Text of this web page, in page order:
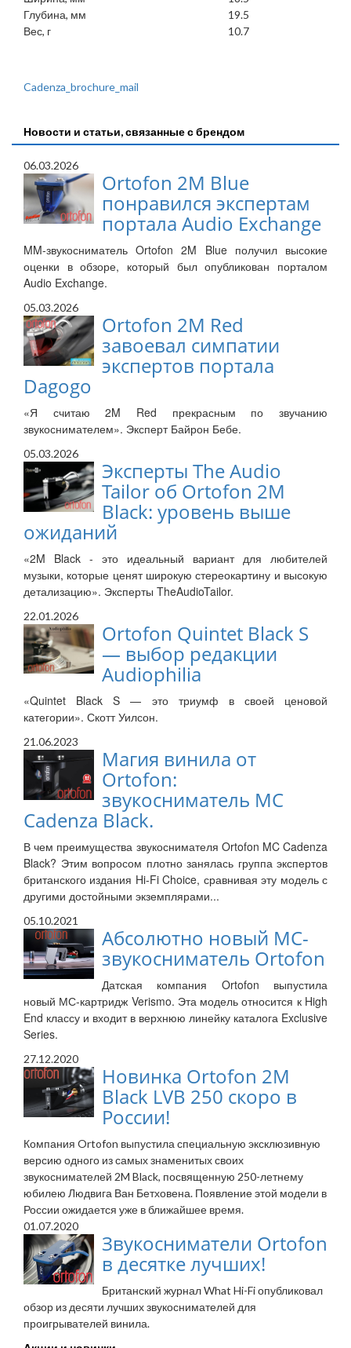
Глубина, мм
19.5
Вес, г
10.7
Cadenza_brochure_mail
Новости и статьи, связанные с брендом
06.03.2026
Ortofon 2M Blue
понравился экспертам
портала Audio Exchange
MM-звукосниматель Ortofon 2M Blue получил высокие
оценки в обзоре, который был опубликован порталом
Audio Exchange.
05.03.2026
Ortofon 2M Red
завоевал симпатии
экспертов портала
Dagogo
«Я считаю 2M Red прекрасным по звучанию
звукоснимателем». Эксперт Байрон Бебе.
05.03.2026
Эксперты The Audio
Tailor об Ortofon 2M
Black: уровень выше
ожиданий
«2M Black - это идеальный вариант для любителей
музыки, которые ценят широкую стереокартину и высокую
детализацию». Эксперты TheAudioTailor.
22.01.2026
Ortofon Quintet Black S
— выбор редакции
Audiophilia
«Quintet Black S — это триумф в своей ценовой
категории». Скотт Уилсон.
21.06.2023
Магия винила от
Ortofon:
звукосниматель MC
Cadenza Black.
В чем преимущества звукоснимателя Ortofon MC Cadenza
Black? Этим вопросом плотно занялась группа экспертов
британского издания Hi-Fi Choice, сравнивая эту модель с
другими достойными экземплярами...
05.10.2021
Абсолютно новый МС-
звукосниматель Ortofon
Датская компания Ortofon выпустила
новый МС-картридж Verismo. Эта модель относится к High
End классу и входит в верхнюю линейку каталога Exclusive
Series.
27.12.2020
Новинка Ortofon 2M
Black LVB 250 скоро в
России!
Компания Ortofon выпустила специальную эксклюзивную
версию одного из самых знаменитых своих
звукоснимателей 2M Black, посвященную 250-летнему
юбилею Людвига Ван Бетховена. Появление этой модели в
России ожидается уже в ближайшее время.
01.07.2020
Звукосниматели Ortofon
в десятке лучших!
Британский журнал What Hi-Fi опубликовал
обзор из десяти лучших звукоснимателей для
проигрывателей винила.